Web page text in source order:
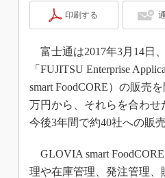
印刷する
富士通は2017年3月14日
「FUJITSU Enterprise
smart FoodCORE）の販売
万円から、それらを合わせ
今後3年間で約40社への販
GLOVIA smart
理や在庫管理、発注管理、